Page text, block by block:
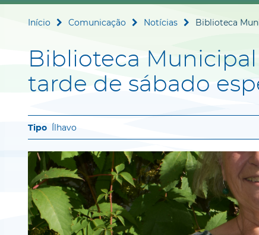
Início Comunicação Notícias Biblioteca
Biblioteca
tarde de sábado
Ílhavo